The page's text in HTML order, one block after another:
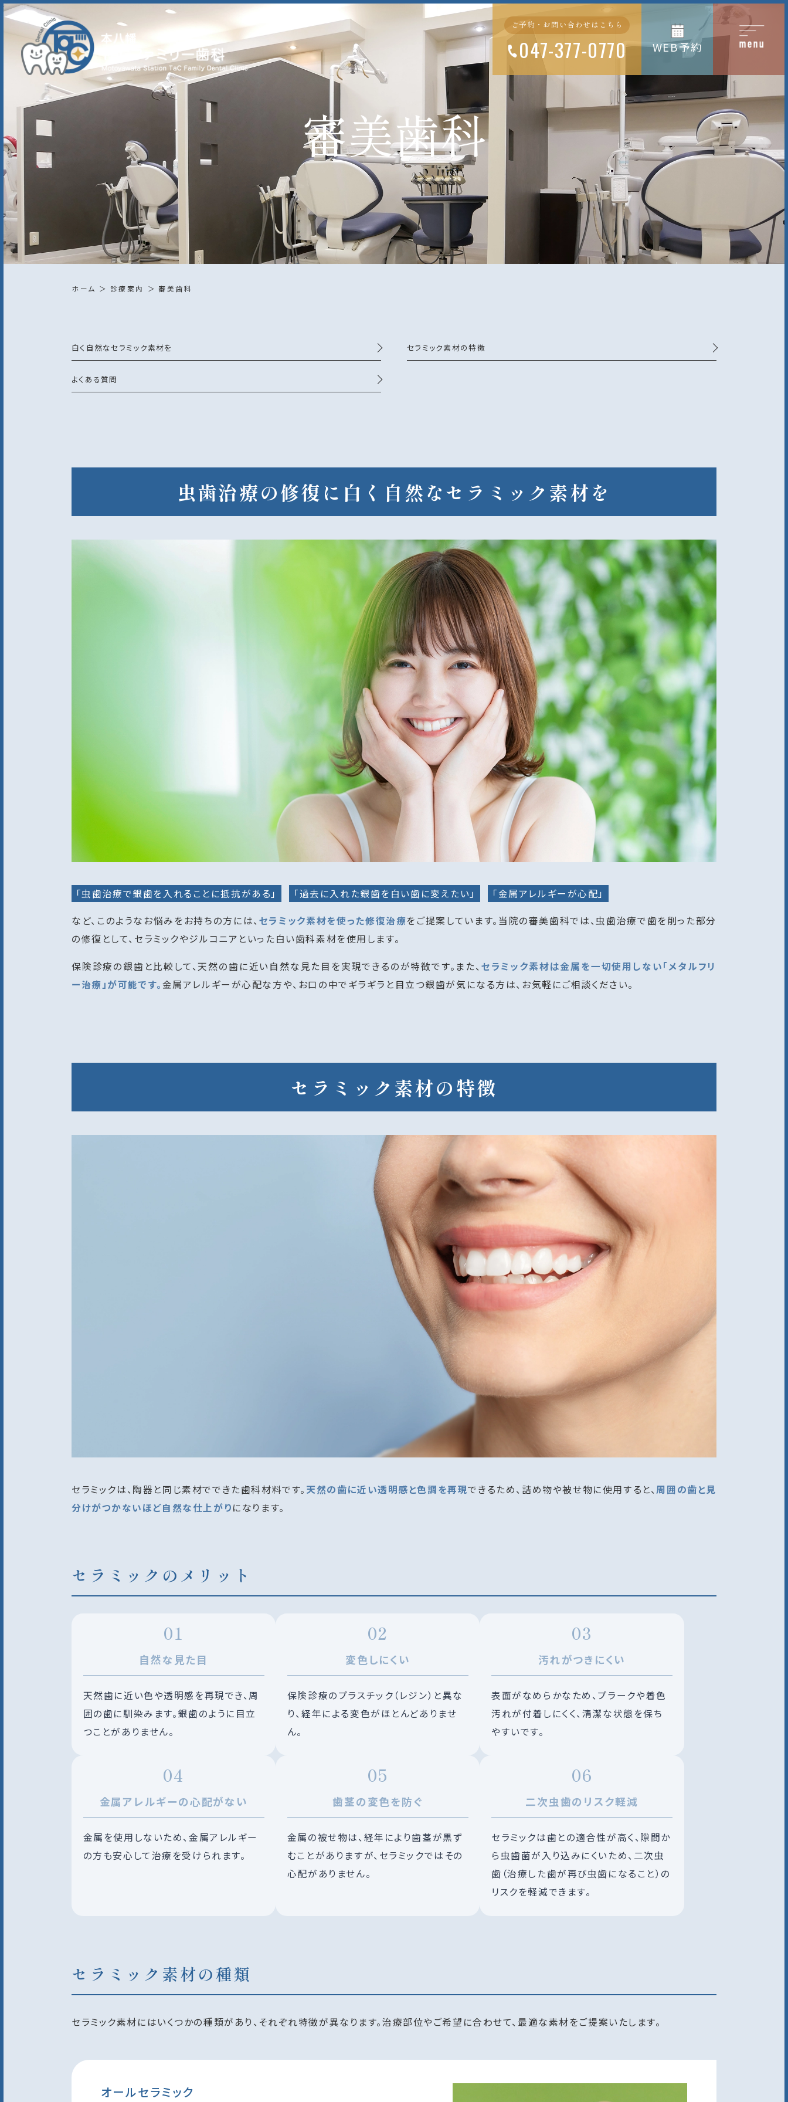
ご予約・お問い合わせはこちら
047-377-0770 WEB予約
審美歯科
ホーム 診療案内 審美歯科
白く自然なセラミック素材を セラミック素材の特徴
よくある質問
虫歯治療の修復に白く 自然なセラミック素材を
「虫歯治療で銀歯を入れることに抵抗がある」 「過去に入れた銀歯を白い歯に変えたい」
「金属アレルギーが心配」
など、このようなお悩みをお持ちの方には、 セラミック素材を使った修復治療をご提案しています。当院の審美歯科では、虫歯治療で歯を削った部分
の修復として、セラミックやジルコニアといった白い歯科素材を使用します。
保険診療の銀歯と比較して、天然の歯に近い自然な見た目を実現できるのが特徴です。また、 セラミック素材は金属を一切使用しない「メタルフリ
ー治療」が可能です。金属アレルギーが心配な方や、お口の中でギラギラと目立つ銀歯が気になる方は、お気軽にご相談ください。
セラミック素材の特徴
セラミックは、陶器と同じ素材でできた歯科材料です。 天然の歯に近い透明感と色調を再現できるため、詰め物や被せ物に使用すると、周囲の歯と見
分けがつかないほど自然な仕上がりになります。
セラミックのメリット
自然な見た目
天然歯に近い色や透明感を再現でき、周
囲の歯に馴染みます。銀歯のように目立
つことがありません。
変色しにくい
保険診療のプラスチック（レジン）と異な
り、経年による変色がほとんどありませ
ん。
汚れがつきにくい
表面がなめらかなため、プラークや着色
汚れが付着しにくく、清潔な状態を保ち
やすいです。
金属アレルギーの心配がない
金属を使用しないため、金属アレルギー
の方も安心して治療を受けられます。
歯茎の変色を防ぐ
金属の被せ物は、経年により歯茎が黒ず
むことがありますが、セラミックではその
心配がありません。
二次虫歯のリスク軽減
セラミックは歯との適合性が高く、隙間か
ら虫歯菌が入り込みにくいため、二次虫
歯（治療した歯が再び虫歯になること）の
リスクを軽減できます。
セラミック素材の種類
セラミック素材にはいくつかの種類があり、それぞれ特徴が異なります。治療部位やご希望に合わせて、最適な素材をご提案いたします。
オールセラミック